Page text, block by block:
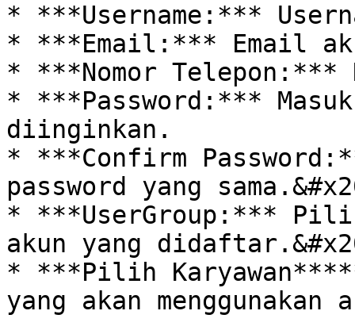
* ***Username:***
* ***Email:*** Email
* ***Nomor Telepon:***
* ***Password:***
diinginkan.
* ***Confirm
password yang
* ***UserGroup:***
akun yang
* ***Pilih
yang akan menggunakan